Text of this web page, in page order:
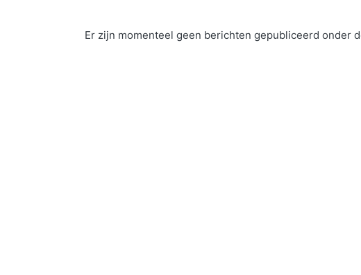
Er zijn momenteel geen berichten gepubliceerd onder